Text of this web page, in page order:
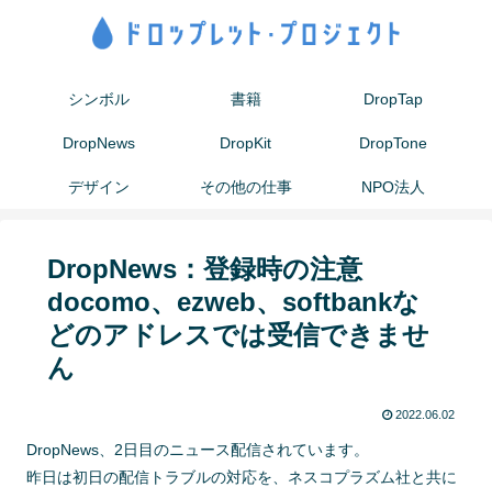
シンボル 書籍 DropTap
DropNews DropKit DropTone
デザイン その他の仕事 NPO法人
DropNews：登録時の注意
docomo、ezweb、softbankな
どのアドレスでは受信できませ
ん
2022.06.02
DropNews、2日目のニュース配信されています。
昨日は初日の配信トラブルの対応を、ネスコプラズム社と共に